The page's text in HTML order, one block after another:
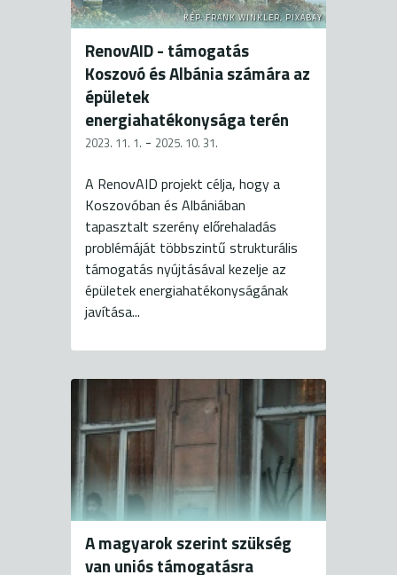
KÉP: FRANK WINKLER, PIXABAY
RenovAID - támogatás
Koszovó és Albánia számára az
épületek
energiahatékonysága terén
2023. 11. 1. - 2025. 10. 31.
A RenovAID projekt célja, hogy a
Koszovóban és Albániában
tapasztalt szerény előrehaladás
problémáját többszintű strukturális
támogatás nyújtásával kezelje az
épületek energiahatékonyságának
javítása...
A magyarok szerint szükség
van uniós támogatásra